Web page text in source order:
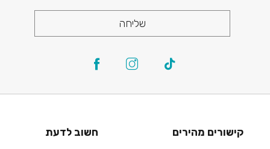
שליחה
קישורים מהירים חשוב לדעת